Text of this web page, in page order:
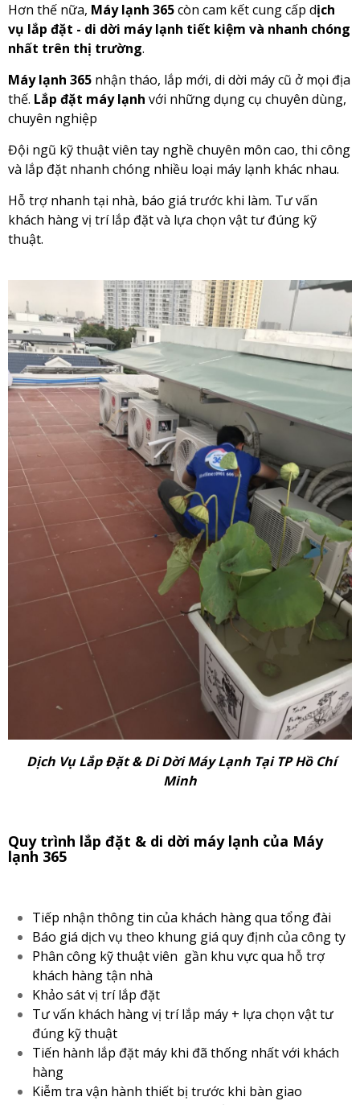
Hơn thế nữa, Máy lạnh 365còn cam kết cung cấp dịch
vụ lắp đặt - di dời máy lạnh tiết kiệm và nhanh chóng
nhất trên thị trường.
Máy lạnh 365 nhận tháo, lắp mới, di dời máy cũ ở mọi địa
thế. Lắp đặt máy lạnh với những dụng cụ chuyên dùng,
chuyên nghiệp
Đội ngũ kỹ thuật viên tay nghề chuyên môn cao, thi công
và lắp đặt nhanh chóng nhiều loại máy lạnh khác nhau.
Hỗ trợ nhanh tại nhà, báo giá trước khi làm. Tư vấn
khách hàng vị trí lắp đặt và lựa chọn vật tư đúng kỹ
thuật.
Dịch Vụ Lắp Đặt & Di Dời Máy Lạnh Tại TP Hồ Chí
Minh
Quy trình lắp đặt & di dời máy lạnh của Máy
lạnh 365
Tiếp nhận thông tin của khách hàng qua tổng đài
Báo giá dịch vụ theo khung giá quy định của công ty
Phân công kỹ thuật viên gần khu vực qua hỗ trợ
khách hàng tận nhà
Khảo sát vị trí lắp đặt
Tư vấn khách hàng vị trí lắp máy + lựa chọn vật tư
đúng kỹ thuật
Tiến hành lắp đặt máy khi đã thống nhất với khách
hàng
Kiễm tra vận hành thiết bị trước khi bàn giao